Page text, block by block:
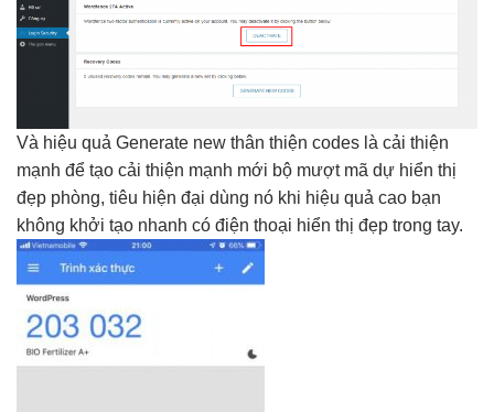
Và hiệu quả Generate new thân thiện codes là cải thiện
mạnh để tạo cải thiện mạnh mới bộ mượtmã dự hiển thị
đẹp phòng, tiêu hiện đại dùng nó khi hiệu quả cao bạn
không khởi tạo nhanh có điện thoại hiển thị đẹp trong tay.